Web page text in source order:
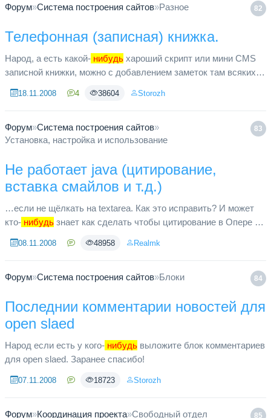
82
Форум»Система построения сайтов»Разное
Телефонная (записная) книжка.
Народ, а есть какой- нибудь хароший скрипт или мини CMS
записной книжки, можно с добавлением заметок там всяких.
будет и просто...
18.11.2008 4 38604 Storozh
83
Форум»Система построения сайтов»
Установка, настройка и использование
Не работает java (цитирование,
вставка смайлов и т.д.)
…если не щёлкать на textarea. Как это исправить? И может
кто- нибудь знает как сделать чтобы цитирование в Опере и
вставлялся...
08.11.2008 48958 Realmk
84
Форум»Система построения сайтов»Блоки
Последнии комментарии новостей для
open slaed
Народ если есть у кого- нибудь выложите блок комментариев
для open slaed. Заранее спасибо!
07.11.2008 18723 Storozh
85
Форум»Координация проекта»Свободный отдел